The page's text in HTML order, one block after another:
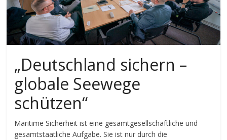
„Deutschland sichern –
globale Seewege
schützen“
Maritime Sicherheit ist eine gesamtgesellschaftliche und
gesamtstaatliche Aufgabe. Sie ist nur durch die